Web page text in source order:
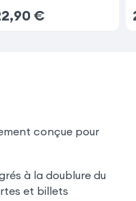
€
conçue pour
à la doublure du
et billets